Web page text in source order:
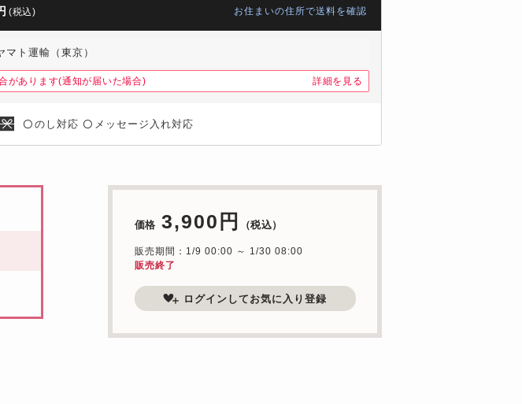
(税込) お住まいの住所で送料を確認
マト運輸（東京）
があります(通知が届いた場合) 詳細を見る
〇 のし対応 〇 メッセージ入れ対応
価格 3,900円 （税込）
販売期間：1/9 00:00 ～ 1/30 08:00
販売終了
ログインしてお気に入り登録